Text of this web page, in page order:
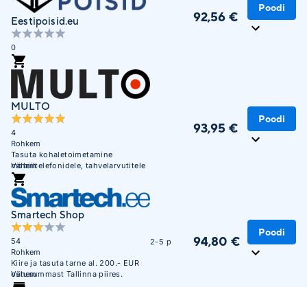
Eestipoisid.eu
0
92,56 €
Poodi
MULTO
4
Rohkem
Tasuta kohaletoimetamine
mobiiltelefonidele, tahvelarvutitele
ja sülearvutitele alates 300 EUR-st
Unisendi pakiautomaatidesse
Vähem
93,95 €
Poodi
Smartech Shop
54
Rohkem
Kiire ja tasuta tarne al. 200.- EUR
ostusummast Tallinna piires.
Vähem
2-5 p 94,80 €
Poodi